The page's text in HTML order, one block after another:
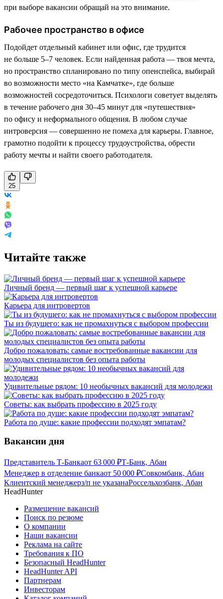
при выборе вакансии обращай на это внимание.
Рабочее пространство в офисе
Подойдет отдельный кабинет или офис, где трудится
не больше 5–7 человек. Если найденная работа — твоя мечта,
но пространство спланировано по типу опенспейса, выбирай
во возможности место «на Камчатке», где больше
возможностей сосредоточиться. Психологи советует выделять
в течение рабочего дня 30–45 минут для «путешествия»
по офису и неформального общения. В любом случае
интроверсия — совершенно не помеха для карьеры. Главное,
грамотно подойти к процессу трудоустройства, обрести
работу мечты и найти своего работодателя.
25
Читайте также
Личный бренд — первый шаг к успешной карьере
Карьера для интровертов
Ты из будущего: как не промахнуться с выбором профессии
Добро пожаловать: самые востребованные вакансии для
молодых специалистов без опыта работы
Удивительные рядом: 10 необычных вакансий для молодежи
Советы: как выбрать профессию в 2025 году
Работа по душе: какие профессии подходят эмпатам?
Вакансии дня
Представитель Т-Банкаот 63 000 ₽Т-Банк, Абан
Менеджер в отделение банкаот 50 000 ₽Совкомбанк, Абан
Клиентский менеджерз/п не указанаРоссельхозбанк, Абан
HeadHunter
Размещение вакансий
Поиск по резюме
О компании
Наши вакансии
Реклама на сайте
Требования к ПО
Безопасный HeadHunter
HeadHunter API
Партнерам
Инвесторам